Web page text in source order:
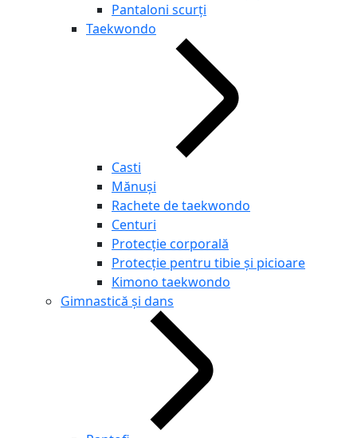
Pantaloni scurți
Taekwondo
Casti
Mănuși
Rachete de taekwondo
Centuri
Protecție corporală
Protecție pentru tibie și picioare
Kimono taekwondo
Gimnastică și dans